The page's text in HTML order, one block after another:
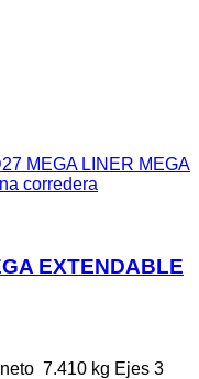
MEGA LINER MEGA
corredera
EXTENDABLE
7.410 kg Ejes 3